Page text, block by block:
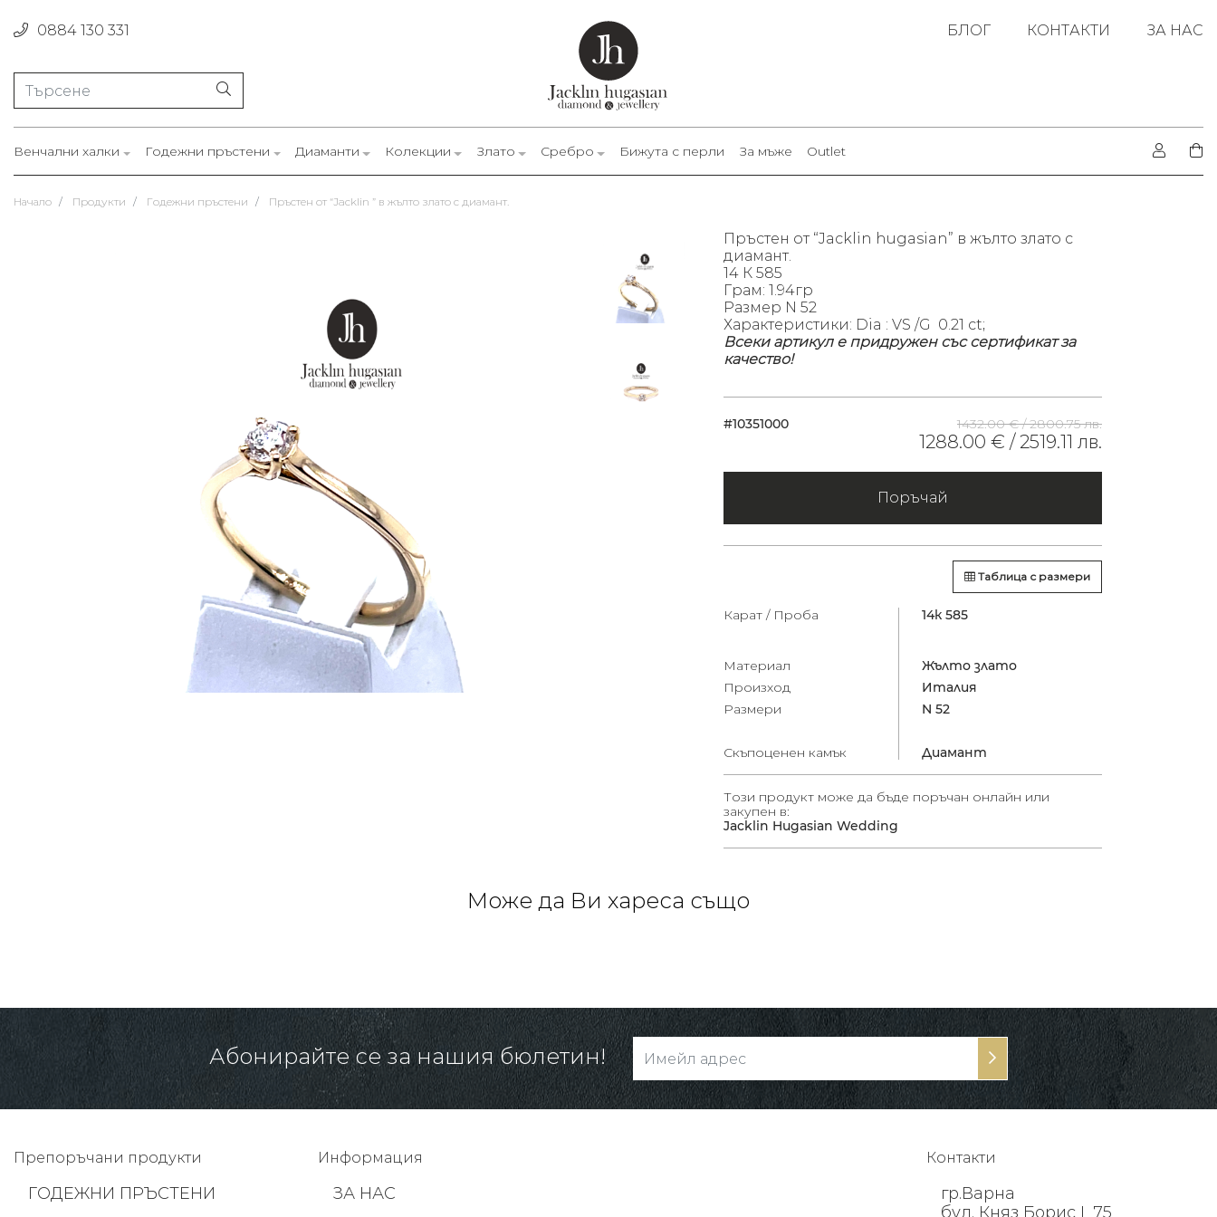
0884 130 331 БЛОГ КОНТАКТИ ЗА НАС
Венчални халки Годежни пръстени Диаманти Колекции Злато Сребро Бижута с перли За мъже Outlet
Начало Продукти Годежни пръстени Пръстен от “Jacklin ” в жълто злато с диамант.
Пръстен от “Jacklin hugasian” в жълто злато с
диамант.
14 К 585
Грам: 1.94гр
Размер N 52
Характеристики: Dia : VS /G 0.21 ct;
Всеки артикул е придружен със сертификат за
качество!
#10351000 1432.00 € /2800.75 лв.
1288.00 € / 2519.11 лв.
Поръчай
Таблица с размери
Карат / Проба 14к 585
Материал
Жълто злато
Произход
Италия
Размери
N 52
Скъпоценен камък Диамант
Този продукт може да бъде поръчан онлайн или
закупен в:
Jacklin Hugasian Wedding
Може да Ви хареса също
Абонирайте се за нашия бюлетин!
Препоръчани продукти
ГОДЕЖНИ ПРЪСТЕНИ
Информация
ЗА НАС
Контакти
гр.Варна
бул. Княз Борис I, 75